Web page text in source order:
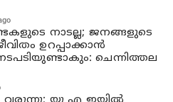
നാടല്ല; ജനങ്ങളുടെ
ഉറപ്പാക്കാന്‍
ചെന്നിത്തല